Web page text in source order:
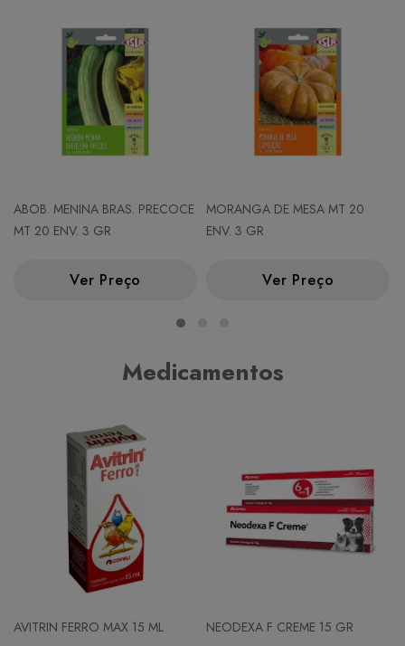
ABOB. MENINA BRAS. PRECOCE
MT 20 ENV. 3 GR
Ver Preço
MORANGA DE MESA MT 20
ENV. 3 GR
Ver Preço
Medicamentos
AVITRIN FERRO MAX 15 ML NEODEXA F CREME 15 GR